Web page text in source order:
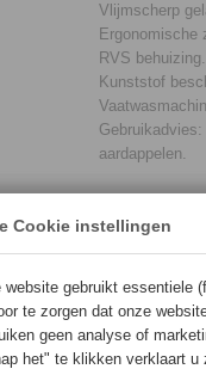
Vlijmscherp
Ergonomische
RVS behuizing.
Kunststof
aardappelen.
TOEVOEGEN